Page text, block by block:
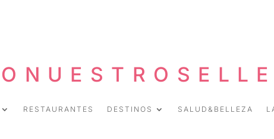
RESTAURANTES DESTINOS SALUD&BELLEZA